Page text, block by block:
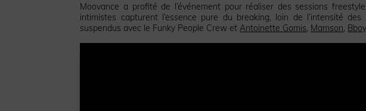
Moovance a profité de l’événement pour réaliser des sessions
intimistes capturent l’essence pure du breaking, loin de l’intensité
suspendus avec le Funky People Crew et Antoinette Gomis, Mamson,